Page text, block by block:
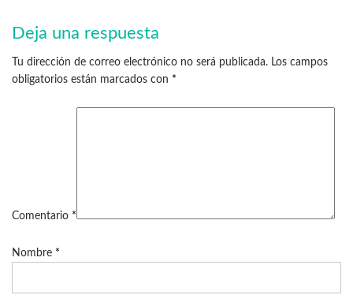
Deja una respuesta
Tu dirección de correo electrónico no será publicada. Los campos
obligatorios están marcados con *
Comentario *
Nombre *